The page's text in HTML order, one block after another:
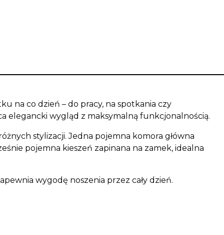
na co dzień – do pracy, na spotkania czy
elegancki wygląd z maksymalną funkcjonalnością.
stylizacji. Jedna pojemna komora główna
pojemna kieszeń zapinana na zamek, idealna
wygodę noszenia przez cały dzień.